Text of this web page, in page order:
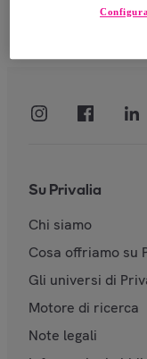
Su Privalia
Chi siamo
Cosa offriamo su
Gli universi di
Motore di ricerca
Note legali